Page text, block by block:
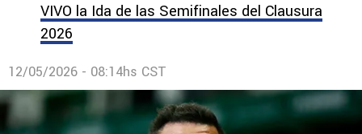
VIVO la Ida de las Semifinales del Clausura
2026
12/05/2026 - 08:14hs CST